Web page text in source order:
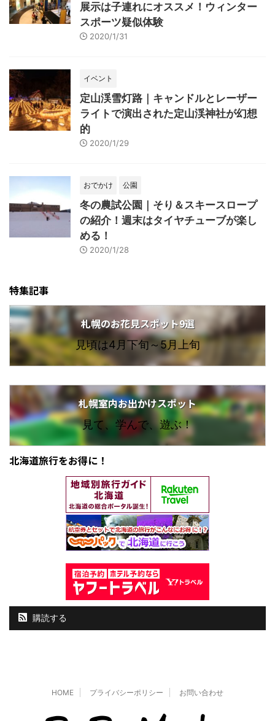
展示は子連れにオススメ！ウィンター
スポーツ疑似体験
2020/1/31
イベント
定山渓雪灯路｜キャンドルとレーザー
ライトで演出された定山渓神社が幻想
的
2020/1/29
おでかけ 公園
冬の農試公園｜そり＆スキースロープ
の紹介！週末はタイヤチューブが楽し
める！
2020/1/28
特集記事
札幌のお花見スポット9選
見頃は4月下旬～5月上旬
札幌室内お出かけスポット
見て、学んで、遊ぶ！
北海道旅行をお得に！
購読する
HOME プライバシーポリシー お問い合わせ